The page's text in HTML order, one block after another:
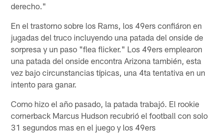
derecho."
En el trastorno sobre los Rams, los 49ers confiáron en
jugadas del truco incluyendo una patada del onside de
sorpresa y un paso "flea flicker." Los 49ers emplearon
una patada del onside encontra Arizona también, esta
vez bajo circunstancias típicas, una 4ta tentativa en un
intento para ganar.
Como hizo el año pasado, la patada trabajó. El rookie
cornerback Marcus Hudson recubrió el football con solo
31 segundos mas en el juego y los 49ers